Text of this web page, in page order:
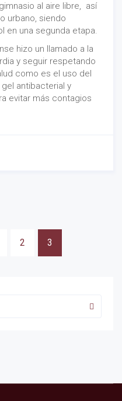
al aire libre, así
urbano, siendo
en una segunda etapa.
hizo un llamado a la
y seguir respetando
como es el uso del
antibacterial y
evitar más contagios
2 3